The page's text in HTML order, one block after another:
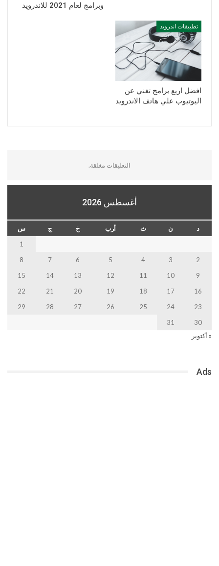
وبرامج لعام 2021 للاندرويد
تطبيقات اندرويد
افضل اربع برامج تغني عن
اليوتيوب علي هاتف الاندرويد
التعليقات مغلقة.
أغسطس 2026
د ن ث أرب خ ج
س
1
2
3
4
5
6
7
8
9
10
11
12
13
14
15
16
17
18
19
20
21
22
23
24
25
26
27
28
29
30
31
« أكتوبر
Ads